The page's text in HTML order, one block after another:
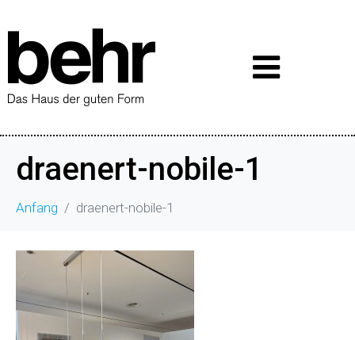
draenert-nobile-1
Anfang draenert-nobile-1